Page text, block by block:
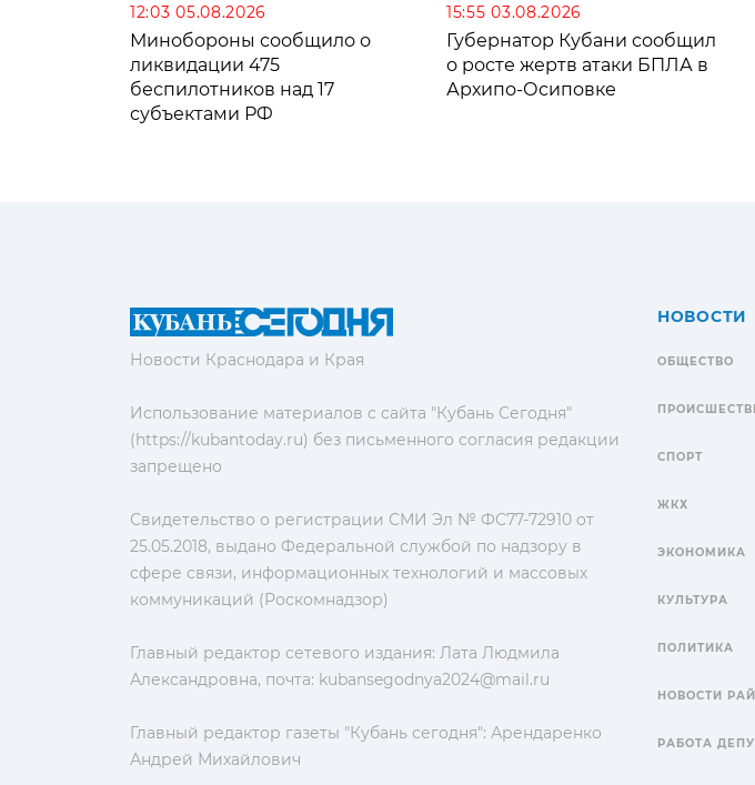
12:03 05.08.2026
Минобороны сообщило о
ликвидации 475
беспилотников над 17
субъектами РФ
15:55 03.08.2026
Губернатор Кубани сообщил
о росте жертв атаки БПЛА в
Архипо-Осиповке
Новости Краснодара и Края
Использование материалов с сайта "Кубань Сегодня"
(https://kubantoday.ru) без письменного согласия редакции
запрещено
Свидетельство о регистрации СМИ Эл № ФС77-72910 от
25.05.2018, выдано Федеральной службой по надзору в
сфере связи, информационных технологий и массовых
коммуникаций (Роскомнадзор)
Главный редактор сетевого издания: Лата Людмила
Александровна, почта: kubansegodnya2024@mail.ru
Главный редактор газеты "Кубань сегодня": Арендаренко
Андрей Михайлович
НОВОСТИ
ОБЩЕСТВО
СПОРТ
ЖКХ
ЭКОНОМИКА
КУЛЬТУРА
ПОЛИТИКА
НОВОСТИ
РАБОТА